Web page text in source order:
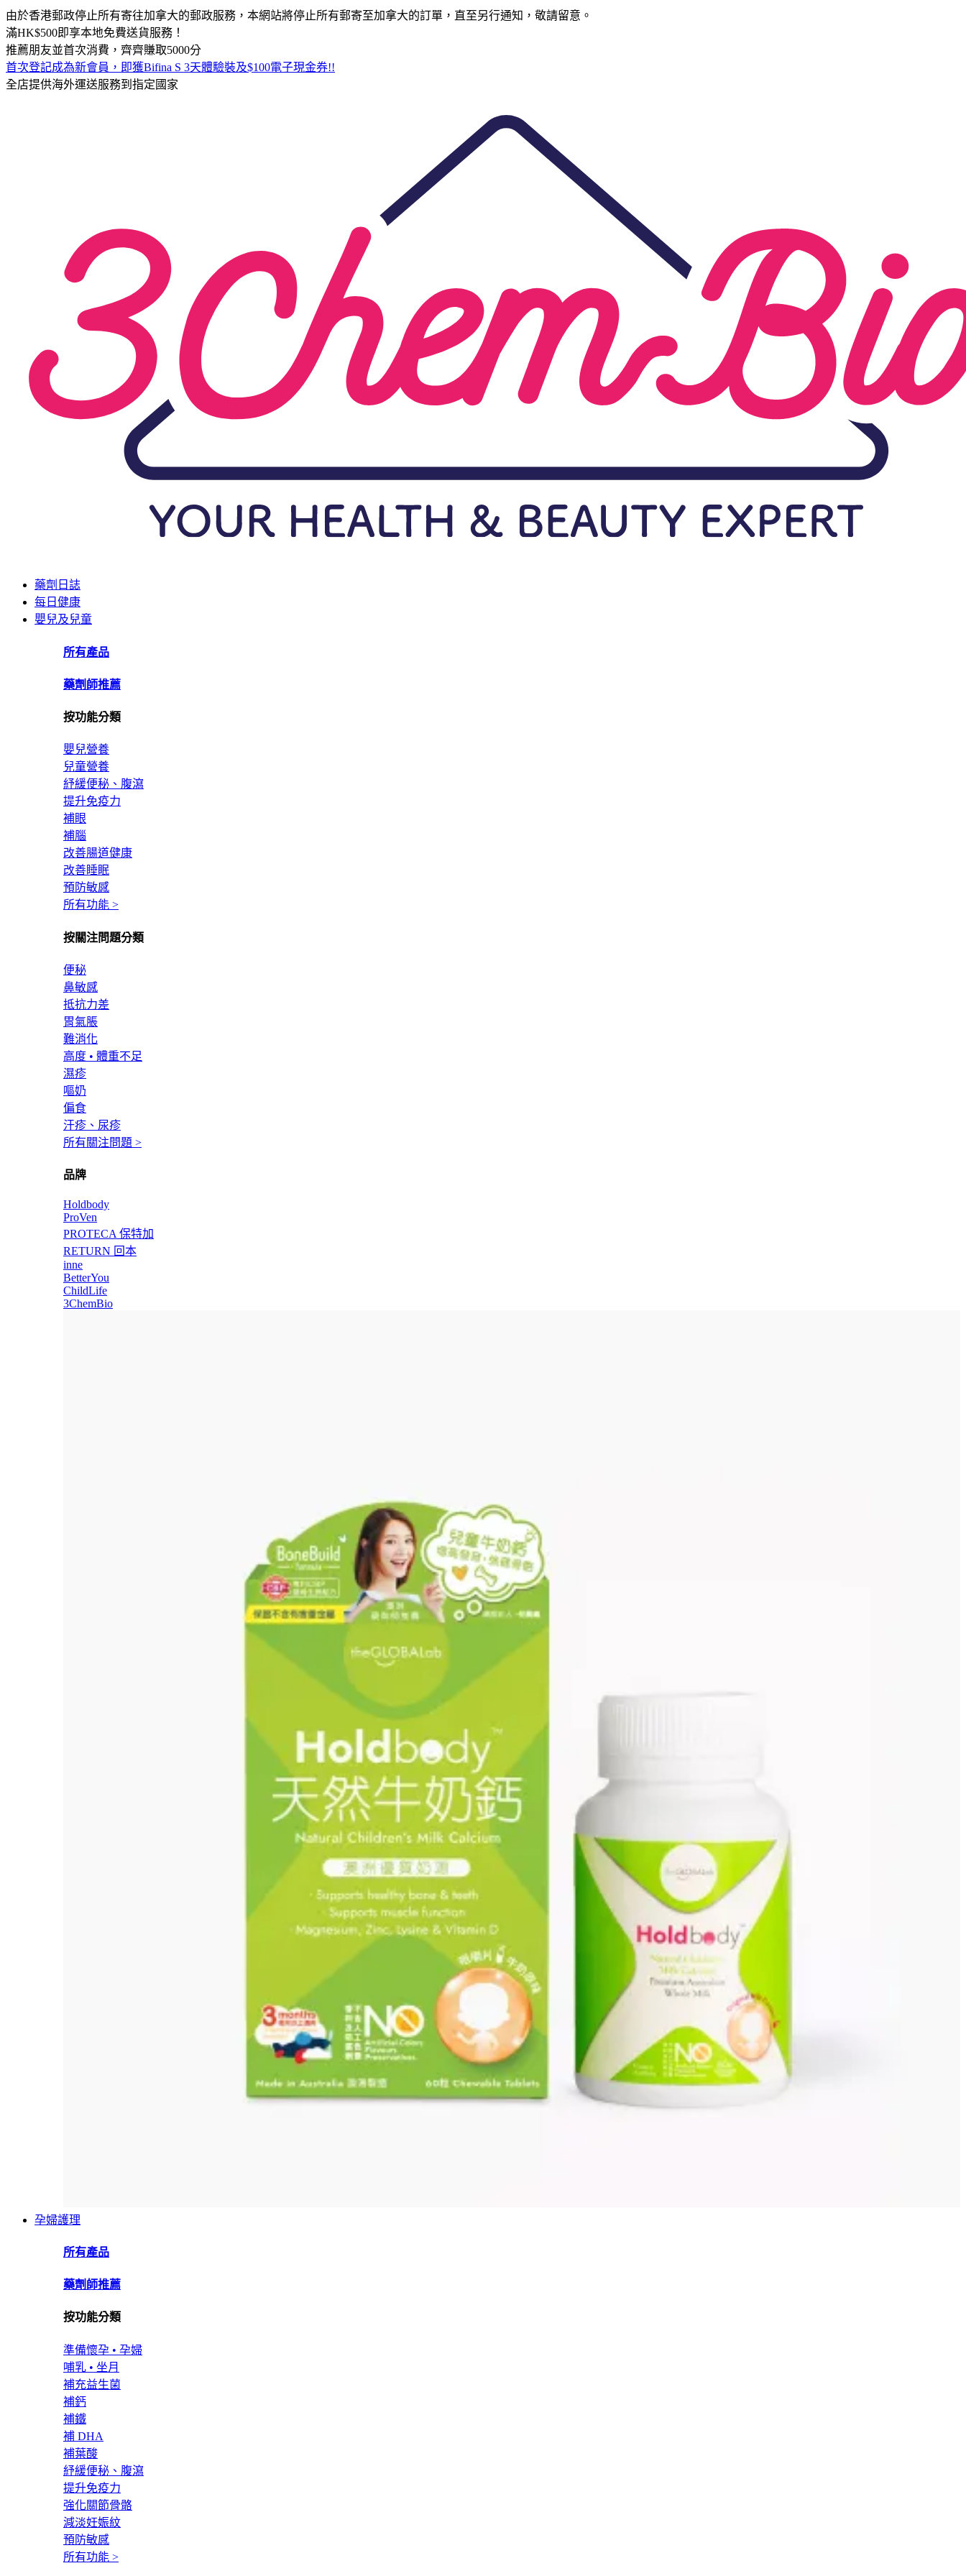
由於香港郵政停止所有寄往加拿大的郵政服務，本網站將停止所有郵寄至加拿大的訂單，直至另行通知，敬請留意。
滿HK$500即享本地免費送貨服務！
推薦朋友並首次消費，齊齊賺取5000分
首次登記成為新會員，即獲Bifina S 3天體驗裝及$100電子現金券!!
全店提供海外運送服務到指定國家
藥劑日誌
每日健康
嬰兒及兒童
所有產品
藥劑師推薦
按功能分類
嬰兒營養
兒童營養
紓緩便秘、腹瀉
提升免疫力
補眼
補腦
改善腸道健康
改善睡眠
預防敏感
所有功能 >
按關注問題分類
便秘
鼻敏感
抵抗力差
胃氣脹
難消化
高度 • 體重不足
濕疹
嘔奶
偏食
汗疹、尿疹
所有關注問題 >
品牌
Holdbody
ProVen
PROTECA 保特加
RETURN 回本
inne
BetterYou
ChildLife
3ChemBio
孕婦護理
所有產品
藥劑師推薦
按功能分類
準備懷孕 • 孕婦
哺乳 • 坐月
補充益生菌
補鈣
補鐵
補 DHA
補葉酸
紓緩便秘、腹瀉
提升免疫力
強化關節骨骼
減淡妊娠紋
預防敏感
所有功能 >